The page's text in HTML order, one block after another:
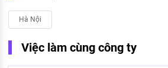
Hà Nội
Việc làm cùng công ty